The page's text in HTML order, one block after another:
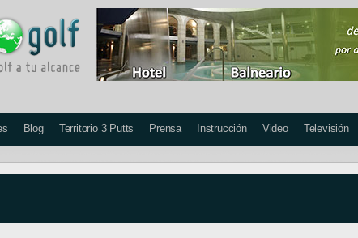
Blog Territorio 3 Putts Prensa Instrucción Video Televisión